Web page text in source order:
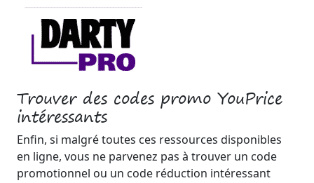
Trouver des codes promo YouPrice
intéressants
Enfin, si malgré toutes ces ressources disponibles
en ligne, vous ne parvenez pas à trouver un code
promotionnel ou un code réduction intéressant